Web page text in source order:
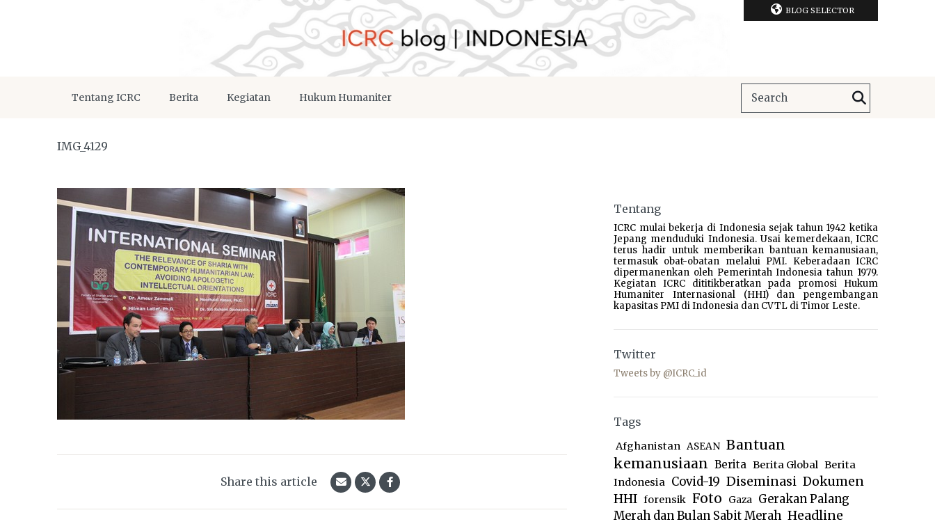
BLOG SELECTOR
Tentang ICRC Berita Kegiatan Hukum Humaniter
IMG_4129
Share this article
Tentang
ICRC mulai bekerja di Indonesia sejak tahun 1942 ketika
Jepang menduduki Indonesia. Usai kemerdekaan, ICRC
terus hadir untuk memberikan bantuan kemanusiaan,
termasuk obat-obatan melalui PMI. Keberadaan ICRC
dipermanenkan oleh Pemerintah Indonesia tahun 1979.
Kegiatan ICRC dititikberatkan pada promosi Hukum
Humaniter Internasional (HHI) dan pengembangan
kapasitas PMI di Indonesia dan CVTL di Timor Leste.
Twitter
Tweets by @ICRC_id
Tags
Afghanistan ASEAN Bantuan
kemanusiaan Berita Berita Global Berita
Indonesia Covid-19 Diseminasi Dokumen
HHI forensik Foto Gaza Gerakan Palang
Merah dan Bulan Sabit Merah Headline